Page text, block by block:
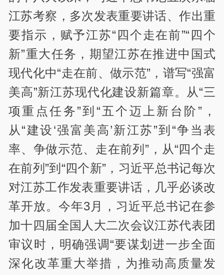
江苏考察，多次发表重要讲话、作出重
要指示，赋予江苏“四个走在前”“四个
新”重大任务，期望江苏在推进中国式
现代化中“走在前、做示范”，谱写“强富
美高”新江苏现代化建设新篇章。从“三
项重点任务”到“五个迈上新台阶”，
从“建设‘强富美高’新江苏”到“争当表
率、争做示范、走在前列”，从“四个走
在前列”到“四个新”，习近平总书记每次
对江苏工作发表重要讲话，几乎必谈改
革开放。今年3月，习近平总书记在参
加十四届全国人大二次会议江苏代表团
审议时，明确强调“要谋划进一步全面
深化改革重大举措，为推动高质量发